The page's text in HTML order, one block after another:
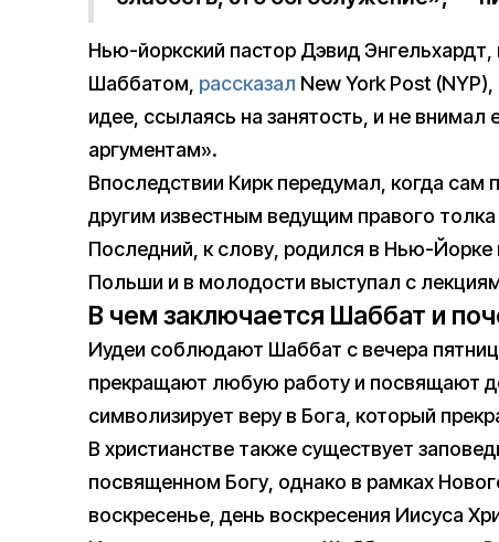
Нью-йоркский пастор Дэвид
Шаббатом, рассказал New York Post
идее, ссылаясь на занятость, и не
аргументам».
Впоследствии Кирк передумал, когда сам
другим известным ведущим правого
Последний, к слову, родился в Нью-Йорке
Польши и в молодости выступал с
В чем заключается Шаббат и
Иудеи соблюдают Шаббат с вечера
прекращают любую работу и посвящают
символизирует веру в Бога, который
В христианстве также существует
посвященном Богу, однако в рамках
воскресенье, день воскресения Иисуса